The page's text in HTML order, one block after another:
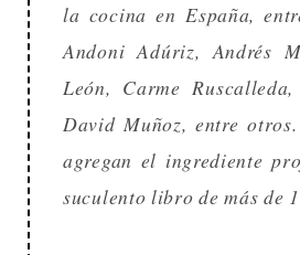
la cocina en España,
Andoni Adúriz, Andrés
León, Carme
David Muñoz, entre
agregan el ingrediente
suculento libro de más de